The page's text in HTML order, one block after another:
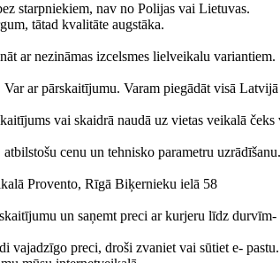
starpniekiem, nav no Polijas vai Lietuvas.
tātad kvalitāte augstāka.
ar nezināmas izcelsmes lielveikalu variantiem.
ar pārskaitījumu. Varam piegādāt visā Latvijā
vai skaidrā naudā uz vietas veikalā
cenu un tehnisko parametru uzrādīšanu.
Provento, Rīgā Biķernieku ielā 58
un saņemt preci ar kurjeru līdz
vajadzīgo preci, droši zvaniet vai sūtiet e- pastu.